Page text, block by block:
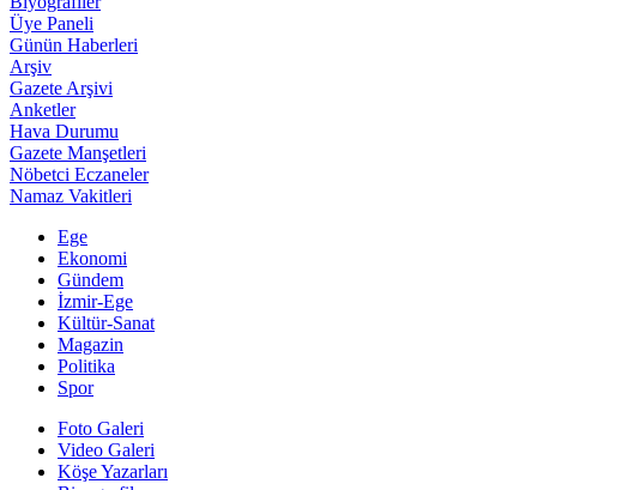
Üye Paneli
Günün Haberleri
Arşiv
Gazete Arşivi
Anketler
Hava Durumu
Gazete Manşetleri
Nöbetci Eczaneler
Namaz Vakitleri
Ege
Ekonomi
Gündem
İzmir-Ege
Kültür-Sanat
Magazin
Politika
Spor
Foto Galeri
Video Galeri
Köşe Yazarları